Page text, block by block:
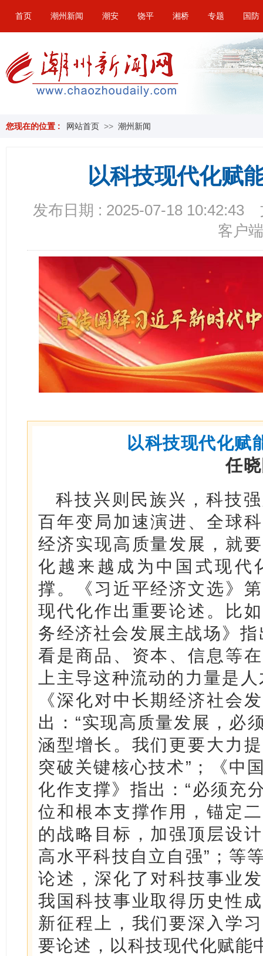
首页 潮州新闻 潮安 饶平 湘桥 专题 国防
您现在的位置 : 网站首页 >> 潮州新闻
以科技现代化赋
发布日期 : 2025-07-18 10:42:43
客户端
以科技现代化赋
任
科技兴则民族兴，科技
百年变局加速演进、全球
经济实现高质量发展，就
化越来越成为中国式现代
撑。《习近平经济文选》
现代化作出重要论述。比
务经济社会发展主战场》
看是商品、资本、信息等
上主导这种流动的力量是
《深化对中长期经济社会
出：“实现高质量发展，必
涵型增长。我们更要大力
突破关键核心技术”；《中
化作支撑》指出：“必须充
位和根本支撑作用，锚定
的战略目标，加强顶层设
高水平科技自立自强”；等
论述，深化了对科技事业
我国科技事业取得历史性
新征程上，我们要深入学
要论述，以科技现代化赋能